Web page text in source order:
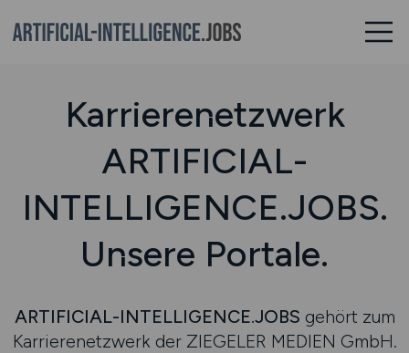
Karrierenetzwerk
ARTIFICIAL-
INTELLIGENCE.JOBS.
Unsere Portale.
ARTIFICIAL-INTELLIGENCE.JOBS gehört zum
Karrierenetzwerk der ZIEGELER MEDIEN GmbH.